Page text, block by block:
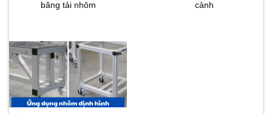
băng tải nhôm
cảnh